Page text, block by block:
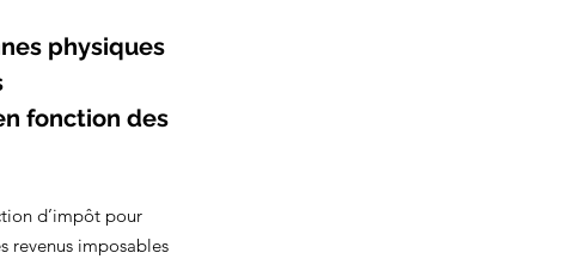
physiques
fonction des
d’impôt pour
revenus imposables